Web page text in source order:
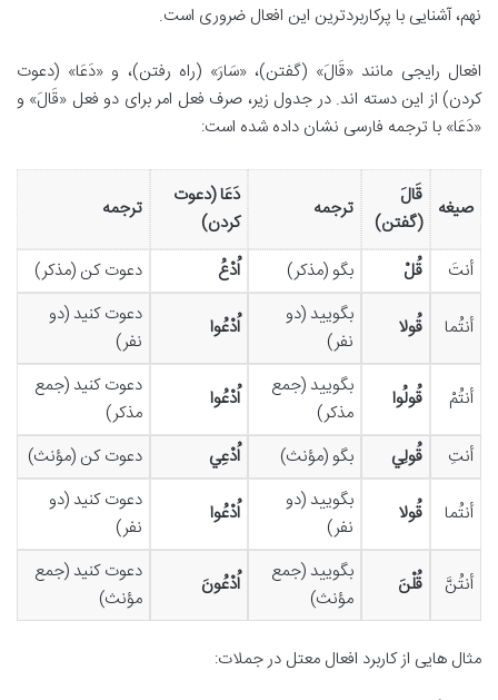
نهم، آشنایی با پرکاربردترین این افعال ضروری است.
افعال رایجی مانند «قَالَ» (گفتن)، «سَارَ» (راه رفتن)، و «دَعَا» (دعوت
کردن) از این دسته اند. در جدول زیر، صرف فعل امر برای دو فعل «قَالَ» و
«دَعَا» با ترجمه فارسی نشان داده شده است:
صیغه قَالَ
(گفتن)
ترجمه
دَعَا (دعوت
کردن)
ترجمه
أنتَ قُلْ بگو (مذکر) اُدْعُ دعوت کن (مذکر)
أنتُما قُولا
بگویید (دو
نفر)
اُدْعُوا
دعوت کنید (دو
نفر)
أنتُمْ قُولُوا
بگویید (جمع
مذکر)
اُدْعُوا
دعوت کنید (جمع
مذکر)
أنتِ
قُولِي بگو (مؤنث) اُدْعِي دعوت کن (مؤنث)
أنتُما قُولا
بگویید (دو
نفر)
اُدْعُوا
دعوت کنید (دو
نفر)
أنتُنَّ قُلْنَ
بگویید (جمع
مؤنث)
اُدْعُونَ
دعوت کنید (جمع
مؤنث)
مثال هایی از کاربرد افعال معتل در جملات: